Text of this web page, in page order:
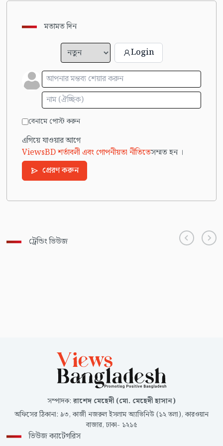
মতামত দিন
Login
বেনামে পোস্ট করুন
এগিয়ে যাওয়ার আগে
ViewsBD শর্তাবলী এবং গোপনীয়তা নীতিতেসম্মত হন ।
প্রেরণ করুন
ট্রেন্ডিং ভিউজ
সম্পাদক:রাশেদ মেহেদী (মো. মেহেদী হাসান)
অফিসের ঠিকানা: ৯৩, কাজী নজরুল ইসলাম অ্যাভিনিউ (১২ তলা), কারওয়ান
বাজার, ঢাকা- ১২১৫
ভিউজ ক্যাটেগরিস